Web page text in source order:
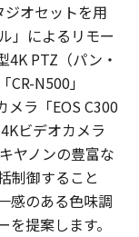
オセットを用
」によるリモー
4K PTZ（パン・
N500」
メラ「EOS C300
ビデオカメラ
ヤノンの豊富な
制御すること
感のある色味調
提案します。